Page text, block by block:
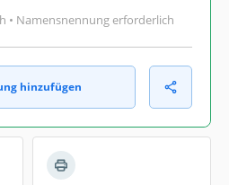
• Namensnennung erforderlich
hinzufügen